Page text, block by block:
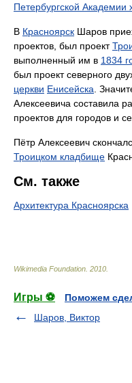
Петербургской Академии
В Красноярск Шаров
проектов, был проект
выполненный им в 1834
был проект северного
церкви Енисейска .
Алексеевича составила
проектов для городов и
Пётр Алексеевич
Троицком кладбище
См. также
Архитектура Красноярска
Wikimedia Foundation 2010
Игры ⚽
Поможем
Шаров, Виктор